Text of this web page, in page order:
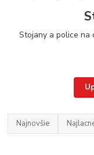
Stojany a police na
Najnovšie